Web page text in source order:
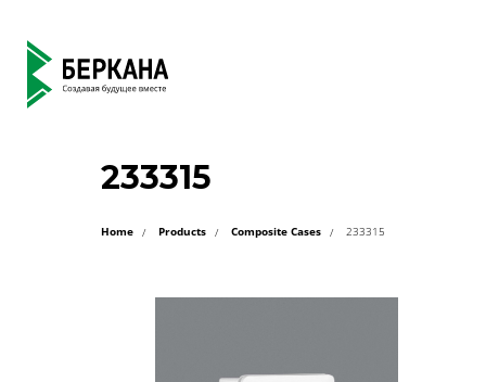
233315
Home Products Composite Cases 233315